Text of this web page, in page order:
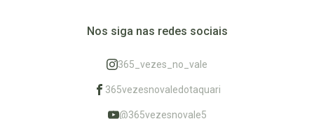
Nos siga nas redes sociais
365_vezes_no_vale
365vezesnovaledotaquari
@365vezesnovale5